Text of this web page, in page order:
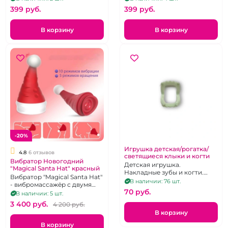
399 pуб.
В корзину
399 pуб.
В корзину
-20%
4.8 6 отзывов
Вибратор Новогодний
"Magical Santa Hat" красный
Вибратор "Magical Santa Hat"
- вибромассажёр с двумя
точками контакта. Имеет 10
уровней вибрации на
кончике шляпки и 5
режимов стимуляции
горошинки у ее основания.
В наличии: 5 шт.
3 400 pуб. 4 200 pуб.
В корзину
Игрушка детская/рогатка/
светящиеся клыки и когти
Детская игрушка.
Накладные зубы и когти.
Костюм на Хэллоуин.
Рогатка. Сквиш
В наличии: 76 шт.
70 pуб.
В корзину